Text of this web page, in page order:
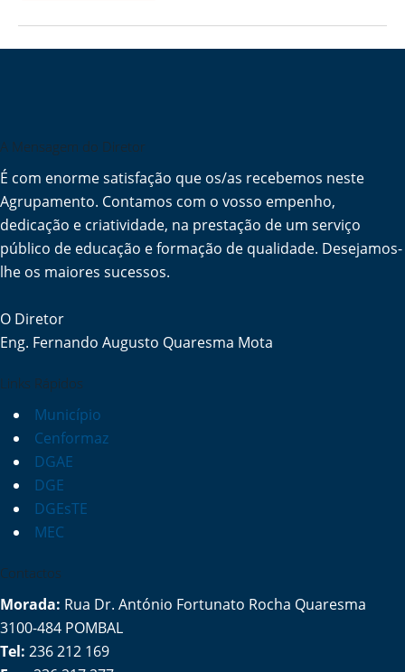
A Mensagem do Diretor
É com enorme satisfação que os/as recebemos neste
Agrupamento. Contamos com o vosso empenho,
dedicação e criatividade, na prestação de um serviço
público de educação e formação de qualidade. Desejamos-
lhe os maiores sucessos.
O Diretor
Eng. Fernando Augusto Quaresma Mota
Links Rápidos
Município
Cenformaz
DGAE
DGE
DGEsTE
MEC
Contactos
Morada: Rua Dr. António Fortunato Rocha Quaresma
3100-484 POMBAL
Tel: 236 212 169